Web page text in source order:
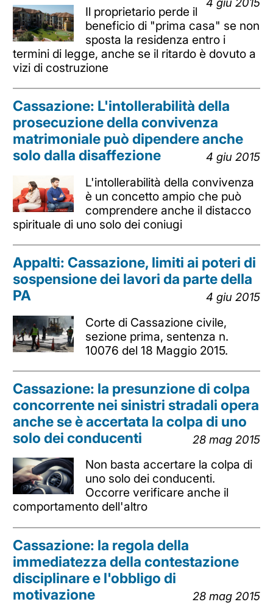
Il proprietario perde il
beneficio di "prima casa" se non
sposta la residenza entro i
termini di legge, anche se il ritardo è dovuto a
vizi di costruzione
Cassazione: L'intollerabilità della
prosecuzione della convivenza
matrimoniale può dipendere anche
solo dalla disaffezione
4 giu 2015
L'intollerabilità della convivenza
è un concetto ampio che può
comprendere anche il distacco
spirituale di uno solo dei coniugi
Appalti: Cassazione, limiti ai poteri di
sospensione dei lavori da parte della
PA
4 giu 2015
Corte di Cassazione civile,
sezione prima, sentenza n.
10076 del 18 Maggio 2015.
Cassazione: la presunzione di colpa
concorrente nei sinistri stradali opera
anche se è accertata la colpa di uno
solo dei conducenti
28 mag 2015
Non basta accertare la colpa di
uno solo dei conducenti.
Occorre verificare anche il
comportamento dell'altro
Cassazione: la regola della
immediatezza della contestazione
disciplinare e l'obbligo di
motivazione
28 mag 2015